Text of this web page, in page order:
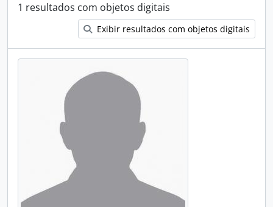
1 resultados com objetos digitais
Exibir resultados com objetos digitais